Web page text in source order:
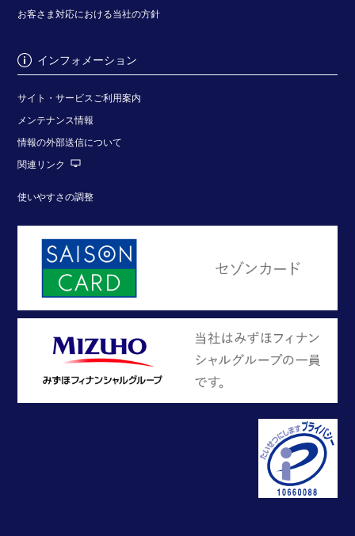
お客さま対応における当社の方針
インフォメーション
サイト・サービスご利用案内
メンテナンス情報
情報の外部送信について
関連リンク
使いやすさの調整